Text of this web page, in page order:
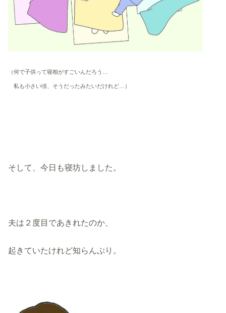
（何で子供って寝相がすごいんだろう…
私も小さい頃、そうだったみたいだけれど…）
そして、今日も寝坊しました。
夫は２度目であきれたのか、
起きていたけれど知らんぷり。